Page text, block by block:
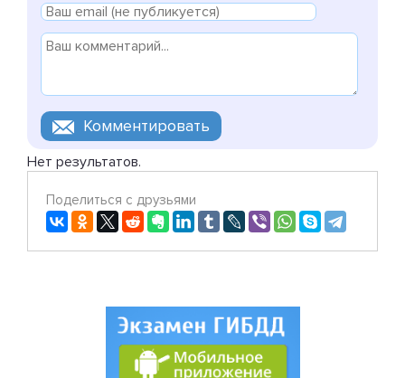
Нет результатов.
Поделиться с друзьями